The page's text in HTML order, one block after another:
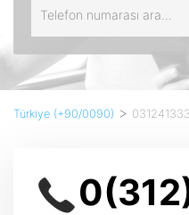
Türkiye (+90/0090) >